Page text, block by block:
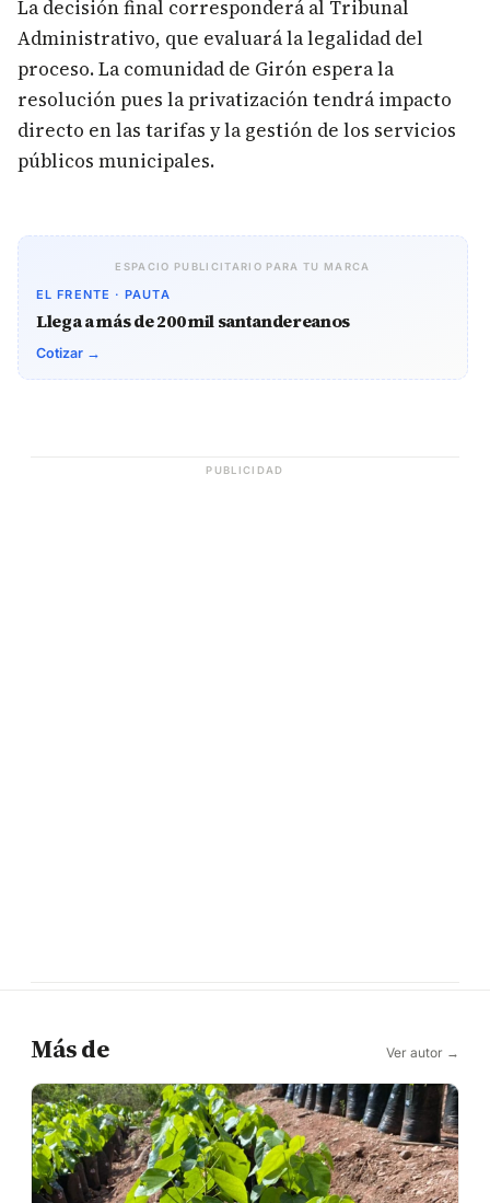
La decisión final corresponderá al Tribunal
Administrativo, que evaluará la legalidad del
proceso. La comunidad de Girón espera la
resolución pues la privatización tendrá impacto
directo en las tarifas y la gestión de los servicios
públicos municipales.
ESPACIO PUBLICITARIO PARA TU MARCA
EL FRENTE · PAUTA
Llega a más de 200 mil santandereanos
Cotizar →
PUBLICIDAD
Más de Ver autor →